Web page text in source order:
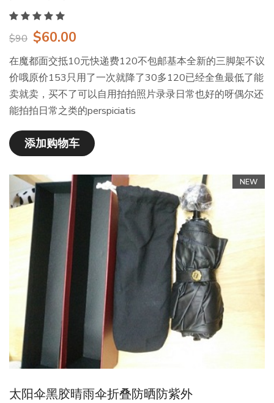
$90 $60.00
在魔都面交抵10元快递费120不包邮基本全新的三脚架不议
价哦原价153只用了一次就降了30多120已经全鱼最低了能
卖就卖，买不了可以自用拍拍照片录录日常也好的呀偶尔还
能拍拍日常之类的perspiciatis
添加购物车
NEW
太阳伞黑胶晴雨伞折叠防晒防紫外